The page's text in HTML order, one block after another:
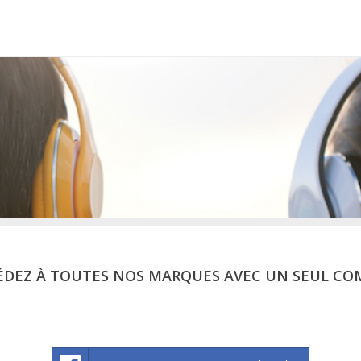
À TOUTES NOS MARQUES AVEC UN SEUL